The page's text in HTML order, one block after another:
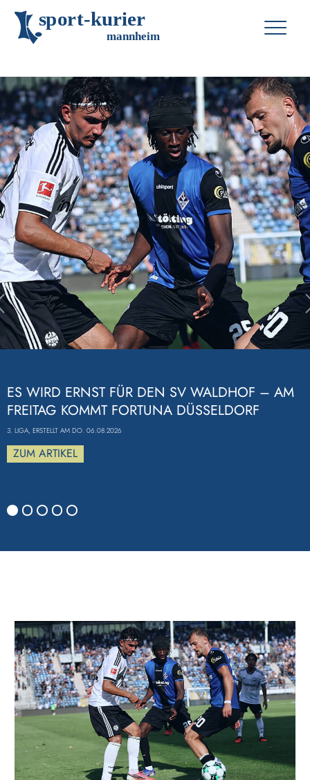
sport-kurier
mannheim
ES WIRD ERNST FÜR DEN SV WALDHOF – AM
FREITAG KOMMT FORTUNA DÜSSELDORF
3. LIGA, ERSTELLT AM DO. 06.08.2026
ZUM ARTIKEL